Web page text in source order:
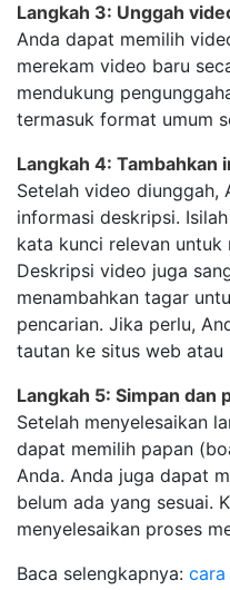
Langkah 3: Unggah
Anda dapat memilih
merekam video baru
mendukung
termasuk format umum
Langkah 4:
Setelah video diunggah,
informasi deskripsi.
kata kunci relevan untuk
Deskripsi video juga
menambahkan tagar
pencarian. Jika perlu,
tautan ke situs web atau
Langkah 5: Simpan dan
Setelah menyelesaikan
dapat memilih papan
Anda. Anda juga dapat
belum ada yang sesuai.
menyelesaikan proses
Baca selengkapnya: cara